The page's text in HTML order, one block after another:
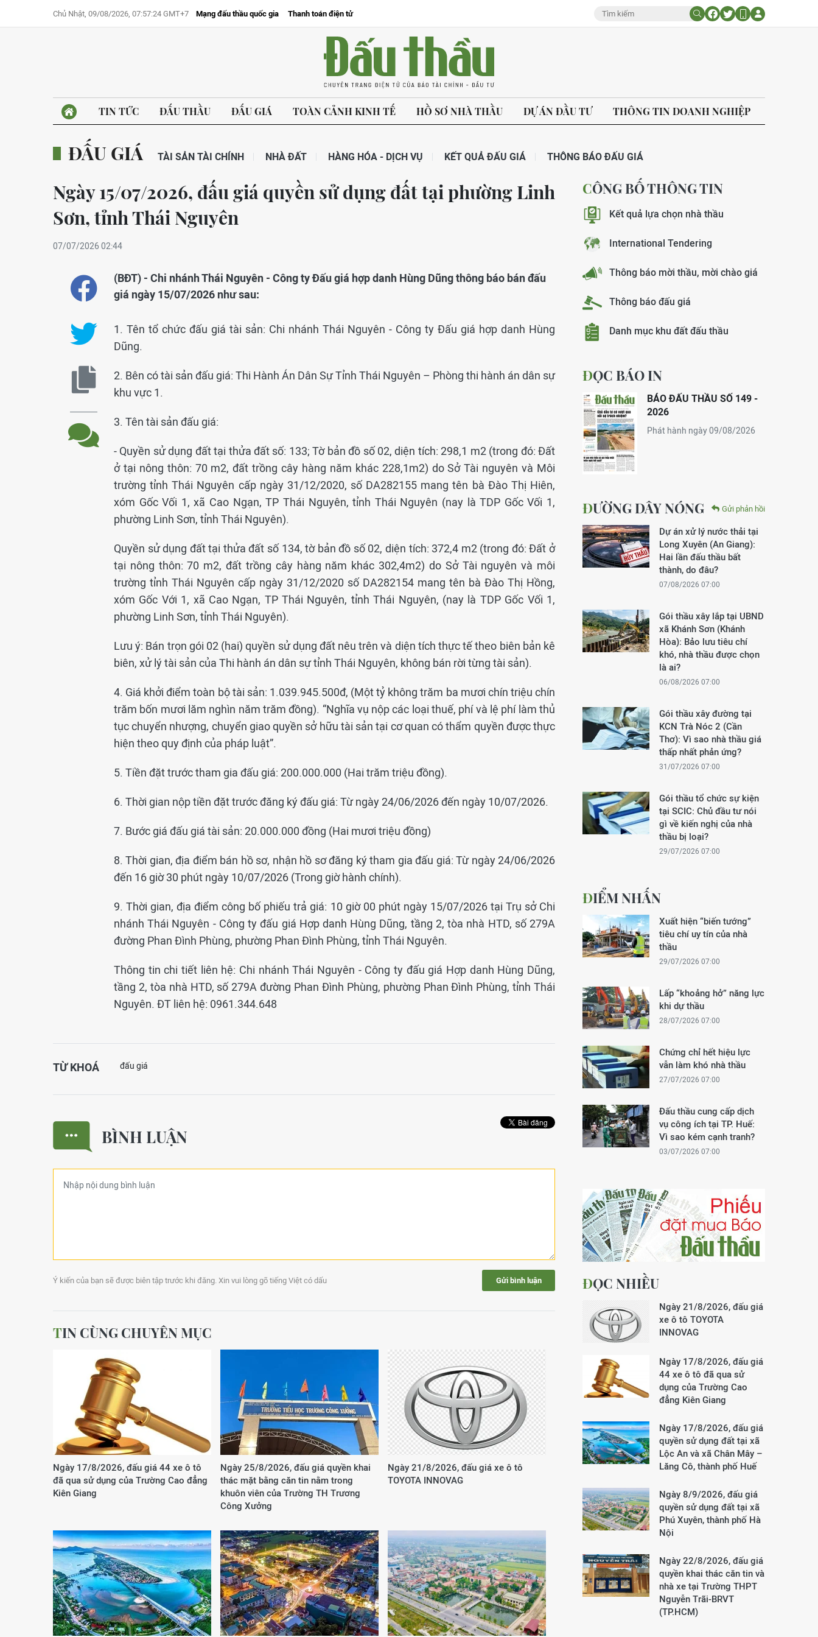
Chủ Nhật, 09/08/2026, 07:57:24 GMT+7 Mạng đấu thầu quốc gia Thanh toán điện tử
TIN TỨC ĐẤU THẦU ĐẤU GIÁ TOÀN CẢNH KINH TẾ HỒ SƠ NHÀ THẦU DỰ ÁN ĐẦU TƯ THÔNG TIN DOANH NGHIỆP
ĐẤU GIÁ TÀI SẢN TÀI CHÍNH NHÀ ĐẤT HÀNG HÓA - DỊCH VỤ KẾT QUẢ ĐẤU GIÁ THÔNG BÁO ĐẤU GIÁ
Ngày 15/07/2026, đấu giá quyền sử dụng đất tại phường Linh
Sơn, tỉnh Thái Nguyên
07/07/2026 02:44
(BĐT) - Chi nhánh Thái Nguyên - Công ty Đấu giá hợp danh Hùng Dũng thông báo bán đấu
giá ngày 15/07/2026 như sau:
1. Tên tổ chức đấu giá tài sản: Chi nhánh Thái Nguyên - Công ty Đấu giá hợp danh Hùng
Dũng.
2. Bên có tài sản đấu giá: Thi Hành Án Dân Sự Tỉnh Thái Nguyên – Phòng thi hành án dân sự
khu vực 1.
3. Tên tài sản đấu giá:
- Quyền sử dụng đất tại thửa đất số: 133; Tờ bản đồ số 02, diện tích: 298,1 m2 (trong đó: Đất
ở tại nông thôn: 70 m2, đất trồng cây hàng năm khác 228,1m2) do Sở Tài nguyên và Môi
trường tỉnh Thái Nguyên cấp ngày 31/12/2020, số DA282155 mang tên bà Đào Thị Hiên,
xóm Gốc Vối 1, xã Cao Ngạn, TP Thái Nguyên, tỉnh Thái Nguyên (nay là TDP Gốc Vối 1,
phường Linh Sơn, tỉnh Thái Nguyên).
Quyền sử dụng đất tại thửa đất số 134, tờ bản đồ số 02, diện tích: 372,4 m2 (trong đó: Đất ở
tại nông thôn: 70 m2, đất trồng cây hàng năm khác 302,4m2) do Sở Tài nguyên và môi
trường tỉnh Thái Nguyên cấp ngày 31/12/2020 số DA282154 mang tên bà Đào Thị Hồng,
xóm Gốc Với 1, xã Cao Ngạn, TP Thái Nguyên, tỉnh Thái Nguyên, (nay là TDP Gốc Vối 1,
phường Linh Sơn, tỉnh Thái Nguyên).
Lưu ý: Bán trọn gói 02 (hai) quyền sử dụng đất nêu trên và diện tích thực tế theo biên bản kê
biên, xử lý tài sản của Thi hành án dân sự tỉnh Thái Nguyên, không bán rời từng tài sản).
4. Giá khởi điểm toàn bộ tài sản: 1.039.945.500đ, (Một tỷ không trăm ba mươi chín triệu chín
trăm bốn mươi lăm nghìn năm trăm đồng). “Nghĩa vụ nộp các loại thuế, phí và lệ phí làm thủ
tục chuyển nhượng, chuyển giao quyền sở hữu tài sản tại cơ quan có thẩm quyền được thực
hiện theo quy định của pháp luật”.
5. Tiền đặt trước tham gia đấu giá: 200.000.000 (Hai trăm triệu đồng).
6. Thời gian nộp tiền đặt trước đăng ký đấu giá: Từ ngày 24/06/2026 đến ngày 10/07/2026.
7. Bước giá đấu giá tài sản: 20.000.000 đồng (Hai mươi triệu đồng)
8. Thời gian, địa điểm bán hồ sơ, nhận hồ sơ đăng ký tham gia đấu giá: Từ ngày 24/06/2026
đến 16 giờ 30 phút ngày 10/07/2026 (Trong giờ hành chính).
9. Thời gian, địa điểm công bố phiếu trả giá: 10 giờ 00 phút ngày 15/07/2026 tại Trụ sở Chi
nhánh Thái Nguyên - Công ty đấu giá Hợp danh Hùng Dũng, tầng 2, tòa nhà HTD, số 279A
đường Phan Đình Phùng, phường Phan Đình Phùng, tỉnh Thái Nguyên.
Thông tin chi tiết liên hệ: Chi nhánh Thái Nguyên - Công ty đấu giá Hợp danh Hùng Dũng,
tầng 2, tòa nhà HTD, số 279A đường Phan Đình Phùng, phường Phan Đình Phùng, tỉnh Thái
Nguyên. ĐT liên hệ: 0961.344.648
TỪ KHOÁ đấu giá
BÌNH LUẬN
Ý kiến của bạn sẽ được biên tập trước khi đăng. Xin vui lòng gõ tiếng Việt có dấu Gửi bình luận
TIN CÙNG CHUYÊN MỤC
Ngày 17/8/2026, đấu giá 44 xe ô tô
đã qua sử dụng của Trường Cao đẳng
Kiên Giang
Ngày 25/8/2026, đấu giá quyền khai
thác mặt bằng căn tin nằm trong
khuôn viên của Trường TH Trương
Công Xưởng
Ngày 21/8/2026, đấu giá xe ô tô
TOYOTA INNOVAG
CÔNG BỐ THÔNG TIN
Kết quả lựa chọn nhà thầu
International Tendering
Thông báo mời thầu, mời chào giá
Thông báo đấu giá
Danh mục khu đất đấu thầu
ĐỌC BÁO IN
BÁO ĐẤU THẦU SỐ 149 -
2026
Phát hành ngày 09/08/2026
ĐƯỜNG DÂY NÓNG Gửi phản hồi
Dự án xử lý nước thải tại
Long Xuyên (An Giang):
Hai lần đấu thầu bất
thành, do đâu?
07/08/2026 07:00
Gói thầu xây lắp tại UBND
xã Khánh Sơn (Khánh
Hòa): Bảo lưu tiêu chí
khó, nhà thầu được chọn
là ai?
06/08/2026 07:00
Gói thầu xây đường tại
KCN Trà Nóc 2 (Cần
Thơ): Vì sao nhà thầu giá
thấp nhất phản ứng?
31/07/2026 07:00
Gói thầu tổ chức sự kiện
tại SCIC: Chủ đầu tư nói
gì về kiến nghị của nhà
thầu bị loại?
29/07/2026 07:00
ĐIỂM NHẤN
Xuất hiện “biến tướng”
tiêu chí uy tín của nhà
thầu
29/07/2026 07:00
Lấp “khoảng hở” năng lực
khi dự thầu
28/07/2026 07:00
Chứng chỉ hết hiệu lực
vẫn làm khó nhà thầu
27/07/2026 07:00
Đấu thầu cung cấp dịch
vụ công ích tại TP. Huế:
Vì sao kém cạnh tranh?
03/07/2026 07:00
ĐỌC NHIỀU
Ngày 21/8/2026, đấu giá
xe ô tô TOYOTA
INNOVAG
Ngày 17/8/2026, đấu giá
44 xe ô tô đã qua sử
dụng của Trường Cao
đẳng Kiên Giang
Ngày 17/8/2026, đấu giá
quyền sử dụng đất tại xã
Lộc An và xã Chân Mây –
Lăng Cô, thành phố Huế
Ngày 8/9/2026, đấu giá
quyền sử dụng đất tại xã
Phú Xuyên, thành phố Hà
Nội
Ngày 22/8/2026, đấu giá
quyền khai thác căn tin và
nhà xe tại Trường THPT
Nguyễn Trãi-BRVT
(TP.HCM)